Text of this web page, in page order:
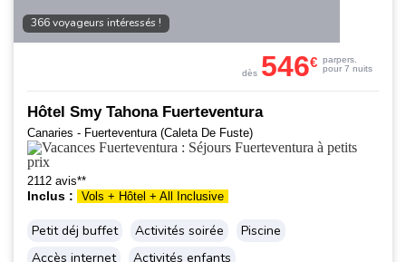
366 voyageurs intéressés !
Hôtel Smy Tahona Fuerteventura
Canaries - Fuerteventura (Caleta De Fuste)
2112 avis**
Inclus : Vols + Hôtel + All Inclusive
Petit déj buffet Activités soirée
Piscine
Accès internet
Activités enfants
dès 546€ parpers.
pour 7 nuits